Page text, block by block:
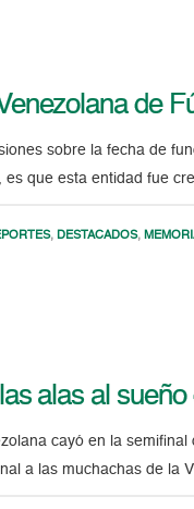
de
sobre la fecha de
es que esta entidad fue
, DESTACADOS,
alas al
cayó en la semifinal
a las muchachas de la